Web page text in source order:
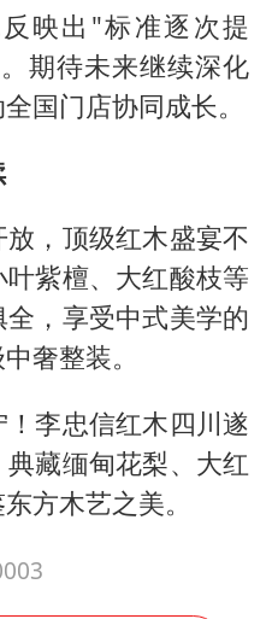
映出"标准逐次提
期待未来继续深化
国门店协同成长。
，顶级红木盛宴不
紫檀、大红酸枝等
，享受中式美学的
奢整装。
李忠信红木四川遂
藏缅甸花梨、大红
方木艺之美。